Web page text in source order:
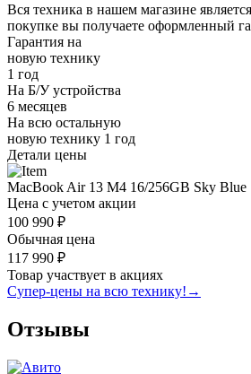
Вся техника в нашем магазине является
покупке вы получаете оформленный
Гарантия на
новую технику
1 год
На Б/У устройства
6 месяцев
На всю остальную
новую технику 1 год
Детали цены
MacBook Air 13 M4 16/256GB Sky Blue
Цена с учетом акции
100 990 ₽
Обычная цена
117 990 ₽
Товар участвует в акциях
Супер-цены на всю технику! →
Отзывы